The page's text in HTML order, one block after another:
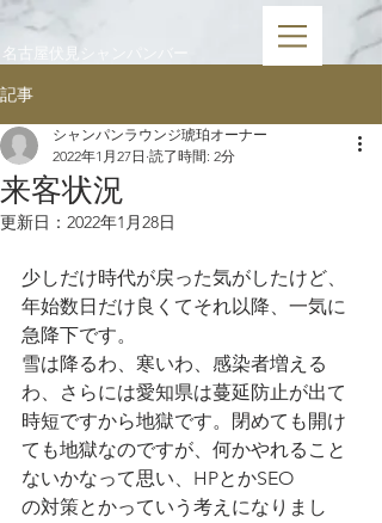
​名古屋伏見シャンパンバー
記事
来客状況
シャンパンラウンジ琥珀オーナー
2022年1月27日 読了時間: 2分
更新日： 2022年1月28日
少しだけ時代が戻った気がしたけど、
年始数日だけ良くてそれ以降、一気に
急降下です。
雪は降るわ、寒いわ、感染者増える
わ、さらには愛知県は蔓延防止が出て
時短ですから地獄です。閉めても開け
ても地獄なのですが、何かやれること
ないかなって思い、HPとかSEO
の対策とかっていう考えになりまし